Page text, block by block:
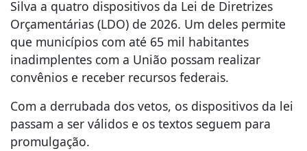
Silva a quatro dispositivos da Lei de Diretrizes
Orçamentárias (LDO) de 2026. Um deles permite
que municípios com até 65 mil habitantes
inadimplentes com a União possam realizar
convênios e receber recursos federais.
Com a derrubada dos vetos, os dispositivos da lei
passam a ser válidos e os textos seguem para
promulgação.